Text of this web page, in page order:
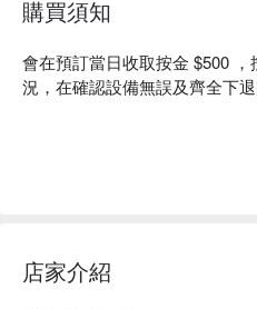
購買須知
會在預訂當日收取按金 $500
況，在確認設備無誤及齊全下退
店家介紹